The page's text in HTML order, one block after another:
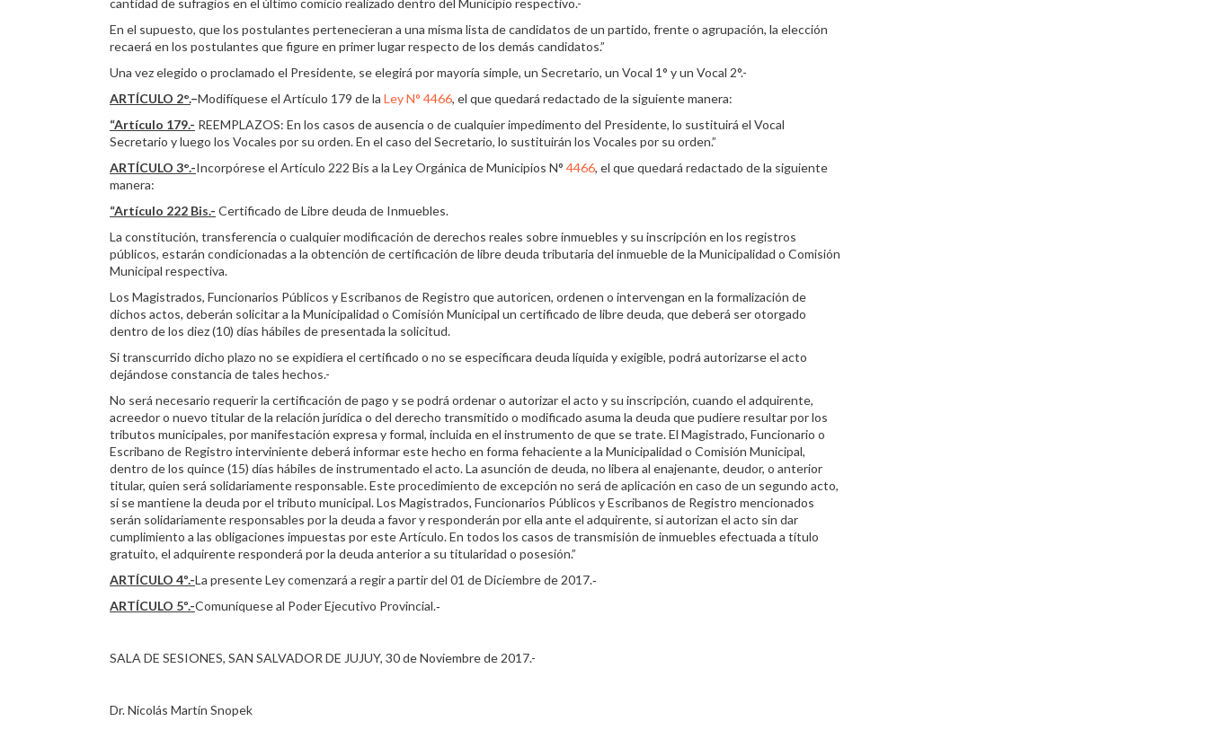
cantidad de sufragios en el último comicio realizado dentro del Municipio respectivo.-
En el supuesto, que los postulantes pertenecieran a una misma lista de candidatos de un partido, frente o agrupación, la elección
recaerá en los postulantes que figure en primer lugar respecto de los demás candidatos.”
Una vez elegido o proclamado el Presidente, se elegirá por mayoría simple, un Secretario, un Vocal 1° y un Vocal 2°.-
ARTÍCULO 2°.–Modifíquese el Artículo 179 de la Ley N° 4466, el que quedará redactado de la siguiente manera:
“Artículo 179.- REEMPLAZOS: En los casos de ausencia o de cualquier impedimento del Presidente, lo sustituirá el Vocal
Secretario y luego los Vocales por su orden. En el caso del Secretario, lo sustituirán los Vocales por su orden.”
ARTÍCULO 3°.-Incorpórese el Artículo 222 Bis a la Ley Orgánica de Municipios N° 4466, el que quedará redactado de la siguiente
manera:
“Artículo 222 Bis.- Certificado de Libre deuda de Inmuebles.
La constitución, transferencia o cualquier modificación de derechos reales sobre inmuebles y su inscripción en los registros
públicos, estarán condicionadas a la obtención de certificación de libre deuda tributaria del inmueble de la Municipalidad o Comisión
Municipal respectiva.
Los Magistrados, Funcionarios Públicos y Escribanos de Registro que autoricen, ordenen o intervengan en la formalización de
dichos actos, deberán solicitar a la Municipalidad o Comisión Municipal un certificado de libre deuda, que deberá ser otorgado
dentro de los diez (10) días hábiles de presentada la solicitud.
Si transcurrido dicho plazo no se expidiera el certificado o no se especificara deuda líquida y exigible, podrá autorizarse el acto
dejándose constancia de tales hechos.-
No será necesario requerir la certificación de pago y se podrá ordenar o autorizar el acto y su inscripción, cuando el adquirente,
acreedor o nuevo titular de la relación jurídica o del derecho transmitido o modificado asuma la deuda que pudiere resultar por los
tributos municipales, por manifestación expresa y formal, incluida en el instrumento de que se trate. El Magistrado, Funcionario o
Escribano de Registro interviniente deberá informar este hecho en forma fehaciente a la Municipalidad o Comisión Municipal,
dentro de los quince (15) días hábiles de instrumentado el acto. La asunción de deuda, no libera al enajenante, deudor, o anterior
titular, quien será solidariamente responsable. Este procedimiento de excepción no será de aplicación en caso de un segundo acto,
si se mantiene la deuda por el tributo municipal. Los Magistrados, Funcionarios Públicos y Escribanos de Registro mencionados
serán solidariamente responsables por la deuda a favor y responderán por ella ante el adquirente, si autorizan el acto sin dar
cumplimiento a las obligaciones impuestas por este Artículo. En todos los casos de transmisión de inmuebles efectuada a título
gratuito, el adquirente responderá por la deuda anterior a su titularidad o posesión.”
ARTÍCULO 4º.-La presente Ley comenzará a regir a partir del 01 de Diciembre de 2017.‑
ARTÍCULO 5º.-Comuníquese al Poder Ejecutivo Provincial.‑
SALA DE SESIONES, SAN SALVADOR DE JUJUY, 30 de Noviembre de 2017.-
Dr. Nicolás Martín Snopek